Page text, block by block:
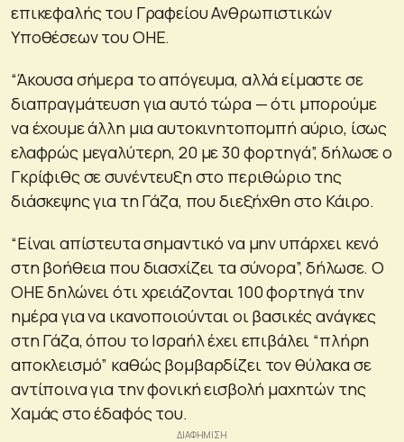
επικεφαλής του Γραφείου Ανθρωπιστικών
Υποθέσεων του ΟΗΕ.
“Άκουσα σήμερα το απόγευμα, αλλά είμαστε σε
διαπραγμάτευση για αυτό τώρα — ότι μπορούμε
να έχουμε άλλη μια αυτοκινητοπομπή αύριο, ίσως
ελαφρώς μεγαλύτερη, 20 με 30 φορτηγά”, δήλωσε ο
Γκρίφιθς σε συνέντευξη στο περιθώριο της
διάσκεψης για τη Γάζα, που διεξήχθη στο Κάιρο.
“Είναι απίστευτα σημαντικό να μην υπάρχει κενό
στη βοήθεια που διασχίζει τα σύνορα”, δήλωσε. Ο
ΟΗΕ δηλώνει ότι χρειάζονται 100 φορτηγά την
ημέρα για να ικανοποιούνται οι βασικές ανάγκες
στη Γάζα, όπου το Ισραήλ έχει επιβάλει “πλήρη
αποκλεισμό” καθώς βομβαρδίζει τον θύλακα σε
αντίποινα για την φονική εισβολή μαχητών της
Χαμάς στο έδαφός του.